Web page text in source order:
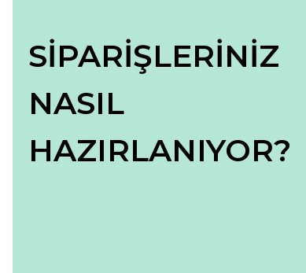
SİPARİŞLERİNİZ
NASIL
HAZIRLANIYOR?